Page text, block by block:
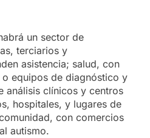
un sector de
terciarios y
asistencia; salud, con
equipos de diagnóstico y
análisis clínicos y centros
hospitales, y lugares de
con comercios
autismo.